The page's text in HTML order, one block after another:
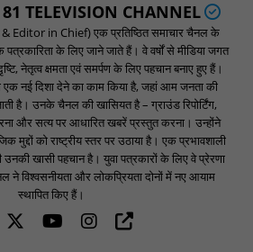
TELEVISION CHANNEL
Editor in Chief) एक प्रतिष्ठित समाचार चैनल के
के लिए जाने जाते हैं। वे वर्षों से मीडिया जगत
नेतृत्व क्षमता एवं समर्पण के लिए पहचान बनाए हुए हैं।
एक नई दिशा देने का काम किया है, जहां आम जनता की
है। उनके चैनल की खासियत है – ग्राउंड रिपोर्टिंग,
और सत्य पर आधारित खबरें प्रस्तुत करना। उन्होंने
मुद्दों को राष्ट्रीय स्तर पर उठाया है। एक प्रभावशाली
खासी पहचान है। युवा पत्रकारों के लिए वे प्रेरणा
विश्वसनीयता और लोकप्रियता दोनों में नए आयाम
स्थापित किए हैं।